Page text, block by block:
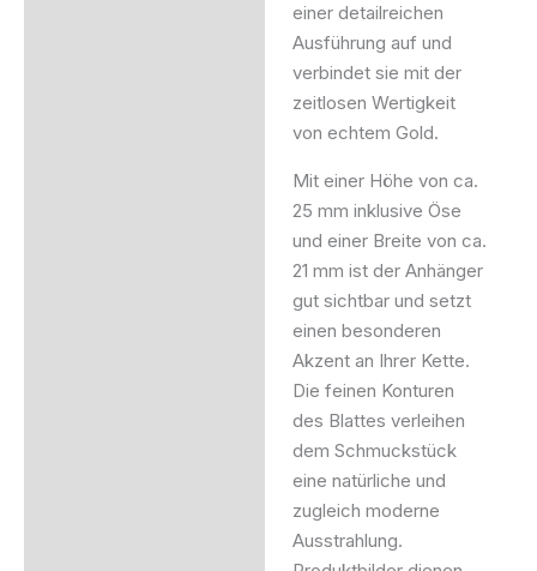
einer detailreichen
Ausführung auf und
verbindet sie mit der
zeitlosen Wertigkeit
von echtem Gold.
Mit einer Höhe von ca.
25 mm inklusive Öse
und einer Breite von ca.
21 mm ist der Anhänger
gut sichtbar und setzt
einen besonderen
Akzent an Ihrer Kette.
Die feinen Konturen
des Blattes verleihen
dem Schmuckstück
eine natürliche und
zugleich moderne
Ausstrahlung.